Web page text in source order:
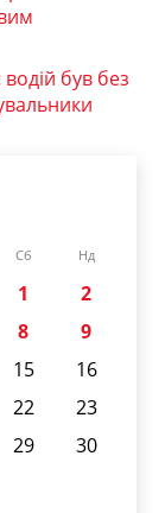
водій був без
Сб Нд
1
2
8
9
15
16
22
23
29
30